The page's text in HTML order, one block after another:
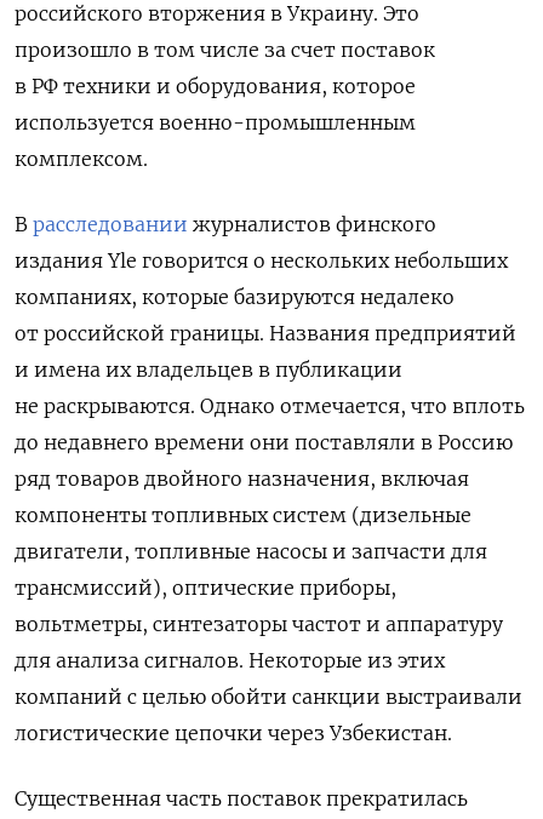
российского вторжения в Украину. Это
произошло в том числе за счет поставок
в РФ техники и оборудования, которое
используется военно-промышленным
комплексом.
В расследовании журналистов финского
издания Yle говорится о нескольких небольших
компаниях, которые базируются недалеко
от российской границы. Названия предприятий
и имена их владельцев в публикации
не раскрываются. Однако отмечается, что вплоть
до недавнего времени они поставляли в Россию
ряд товаров двойного назначения, включая
компоненты топливных систем (дизельные
двигатели, топливные насосы и запчасти для
трансмиссий), оптические приборы,
вольтметры, синтезаторы частот и аппаратуру
для анализа сигналов. Некоторые из этих
компаний с целью обойти санкции выстраивали
логистические цепочки через Узбекистан.
Существенная часть поставок прекратилась